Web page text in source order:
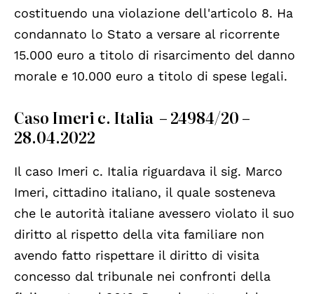
costituendo una violazione dell'articolo 8. Ha
condannato lo Stato a versare al ricorrente
15.000 euro a titolo di risarcimento del danno
morale e 10.000 euro a titolo di spese legali.
Caso Imeri c. Italia – 24984/20 –
28.04.2022
Il caso Imeri c. Italia riguardava il sig. Marco
Imeri, cittadino italiano, il quale sosteneva
che le autorità italiane avessero violato il suo
diritto al rispetto della vita familiare non
avendo fatto rispettare il diritto di visita
concesso dal tribunale nei confronti della